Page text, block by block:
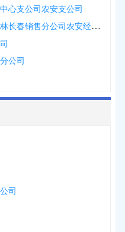
心支公司农安支公司
中国石油天然气股份有限公司吉林长春销售分公司农安经营处华家服务区东侧加油站
公司
司